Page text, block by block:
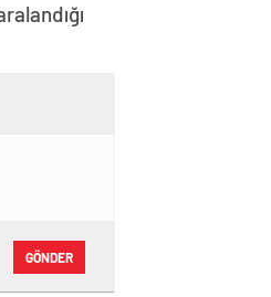
GÖNDER